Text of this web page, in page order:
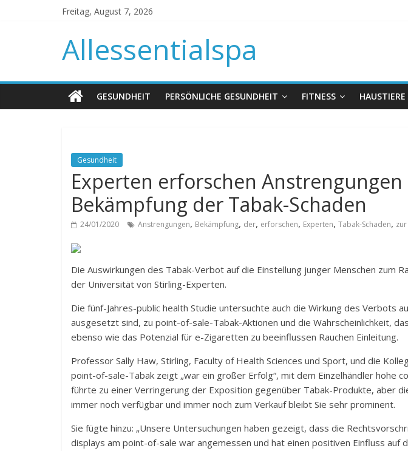
Freitag, August 7, 2026
Allessentialspa
GESUNDHEIT PERSÖNLICHE GESUNDHEIT FITNESS HAUSTIERE
Gesundheit
Experten erforschen Anstrengungen
Bekämpfung der Tabak-Schaden
24/01/2020 Anstrengungen, Bekämpfung, der, erforschen, Experten, Tabak-Schaden, zur
Die Auswirkungen des Tabak-Verbot auf die Einstellung junger Menschen zum
der Universität von Stirling-Experten.
Die fünf-Jahres-public health Studie untersuchte auch die Wirkung des Verbots
ausgesetzt sind, zu point-of-sale-Tabak-Aktionen und die Wahrscheinlichkeit,
ebenso wie das Potenzial für e-Zigaretten zu beeinflussen Rauchen Einleitung.
Professor Sally Haw, Stirling, Faculty of Health Sciences und Sport, und die
point-of-sale-Tabak zeigt „war ein großer Erfolg“, mit dem Einzelhändler hohe
führte zu einer Verringerung der Exposition gegenüber Tabak-Produkte, aber
immer noch verfügbar und immer noch zum Verkauf bleibt Sie sehr prominent.
Sie fügte hinzu: „Unsere Untersuchungen haben gezeigt, dass die
displays am point-of-sale war angemessen und hat einen positiven Einfluss auf